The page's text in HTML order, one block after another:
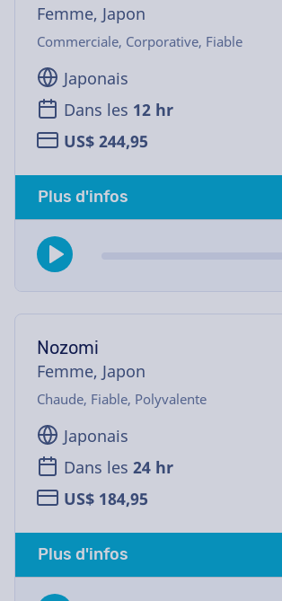
Femme, Japon
Commerciale, Corporative, Fiable
Japonais
Dans les 12 hr
US$ 244,95
Plus d'infos
Nozomi
Femme, Japon
Chaude, Fiable, Polyvalente
Japonais
Dans les 24 hr
US$ 184,95
Plus d'infos